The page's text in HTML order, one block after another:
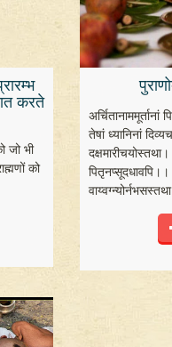
करते
जो भी
को
तेषां ध्यानिनां
पितृनप्सूदधावपि।।